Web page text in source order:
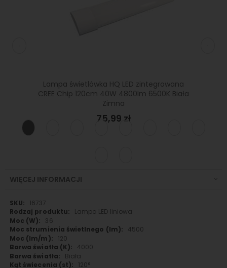
Lampa świetlówka HQ LED zintegrowana
CREE Chip 120cm 40W 4800lm 6500K Biała
Zimna
75,99 zł
WIĘCEJ INFORMACJI
Więcej
informacji
16737
Lampa LED liniowa
36
4500
120
4000
Biała
120°